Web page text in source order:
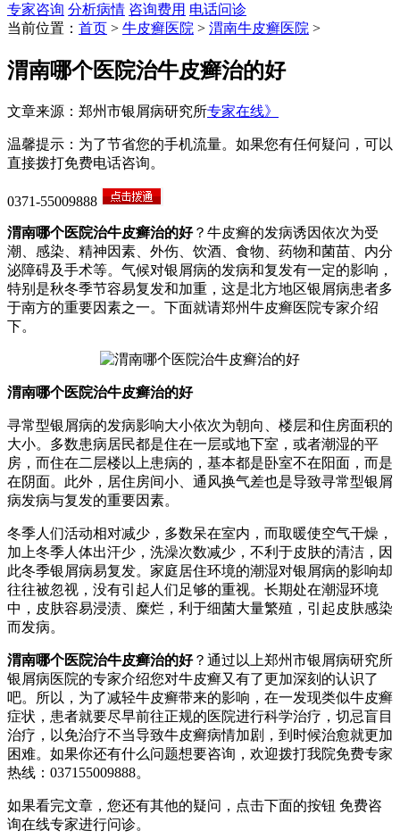
专家咨询 分析病情 咨询费用 电话问诊
当前位置： 首页 > 牛皮癣医院 > 渭南牛皮癣医院 >
渭南哪个医院治牛皮癣治的好
文章来源：郑州市银屑病研究所专家在线》
温馨提示：为了节省您的手机流量。如果您有任何疑问，可以
直接拨打免费电话咨询。
0371-55009888
渭南哪个医院治牛皮癣治的好？牛皮癣的发病诱因依次为受
潮、感染、精神因素、外伤、饮酒、食物、药物和菌苗、内分
泌障碍及手术等。气候对银屑病的发病和复发有一定的影响，
特别是秋冬季节容易复发和加重，这是北方地区银屑病患者多
于南方的重要因素之一。下面就请郑州牛皮癣医院专家介绍
下。
渭南哪个医院治牛皮癣治的好
寻常型银屑病的发病影响大小依次为朝向、楼层和住房面积的
大小。多数患病居民都是住在一层或地下室，或者潮湿的平
房，而住在二层楼以上患病的，基本都是卧室不在阳面，而是
在阴面。此外，居住房间小、通风换气差也是导致寻常型银屑
病发病与复发的重要因素。
冬季人们活动相对减少，多数呆在室内，而取暖使空气干燥，
加上冬季人体出汗少，洗澡次数减少，不利于皮肤的清洁，因
此冬季银屑病易复发。家庭居住环境的潮湿对银屑病的影响却
往往被忽视，没有引起人们足够的重视。长期处在潮湿环境
中，皮肤容易浸渍、糜烂，利于细菌大量繁殖，引起皮肤感染
而发病。
渭南哪个医院治牛皮癣治的好？通过以上郑州市银屑病研究所
银屑病医院的专家介绍您对牛皮癣又有了更加深刻的认识了
吧。所以，为了减轻牛皮癣带来的影响，在一发现类似牛皮癣
症状，患者就要尽早前往正规的医院进行科学治疗，切忌盲目
治疗，以免治疗不当导致牛皮癣病情加剧，到时候治愈就更加
困难。如果你还有什么问题想要咨询，欢迎拨打我院免费专家
热线：037155009888。
如果看完文章，您还有其他的疑问，点击下面的按钮 免费咨
询在线专家进行问诊。